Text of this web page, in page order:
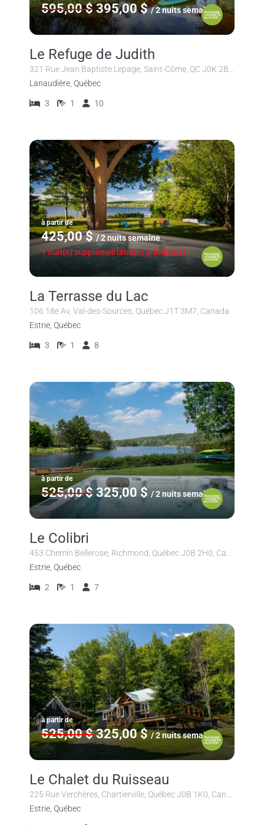
595,00 $ 395,00 $ / 2 nuits semaine
Le Refuge de Judith
Lanaudière, Québec
3 1 10
à partir de
425,00 $ / 2 nuits semaine
1 nuit(s) supplémentaire(s) gratuite(s)
La Terrasse du Lac
106 18e Av, Val-des-Sources, Québec J1T 3M7, Canada
Estrie, Québec
3 1 8
à partir de
525,00 $ 325,00 $ / 2 nuits semaine
Le Colibri
Estrie, Québec
2 1 7
à partir de
525,00 $ 325,00 $ / 2 nuits semaine
Le Chalet du Ruisseau
225 Rue Verchères, Chartierville, Québec J0B 1K0, Canada
Estrie, Québec